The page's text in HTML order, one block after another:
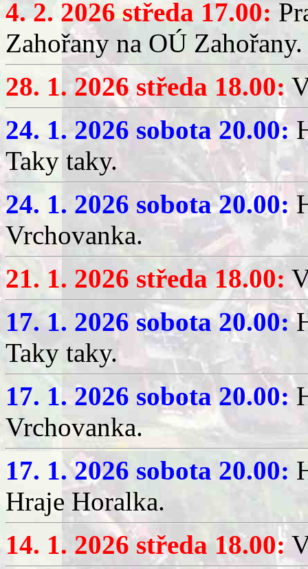
4. 2. 2026 středa 17.00:
Zahořany na OÚ Zahořany.
28. 1. 2026 středa 18.00:
24. 1. 2026 sobota 20.00:
Taky taky.
24. 1. 2026 sobota 20.00:
Vrchovanka.
21. 1. 2026 středa 18.00:
17. 1. 2026 sobota 20.00:
Taky taky.
17. 1. 2026 sobota 20.00:
Vrchovanka.
17. 1. 2026 sobota 20.00:
Hraje Horalka.
14. 1. 2026 středa 18.00: